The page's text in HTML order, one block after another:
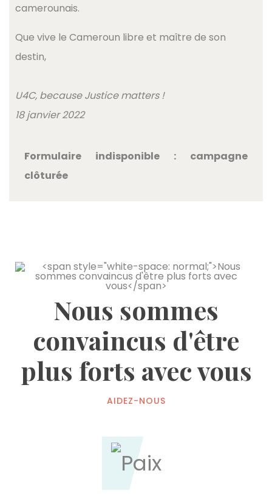
camerounais.
Que vive le Cameroun libre et maître de son
destin,
U4C, because Justice matters !
18 janvier 2022
Formulaire indisponible : campagne
clôturée
Nous sommes
convaincus d'être
plus forts avec vous
AIDEZ-NOUS